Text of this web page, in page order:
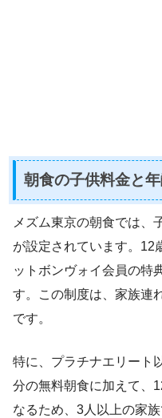
朝食の子供料金と
メズム東京の朝食では、
が設定されています。12
ットボンヴォイ会員の特
す。この制度は、家族連
です。
特に、プラチナエリート
分の無料朝食に加えて、
なるため、3人以上の家